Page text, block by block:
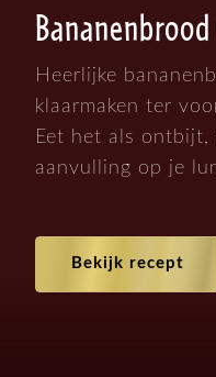
Heerlijke
klaarmaken ter
Eet het als
aanvulling op je
Bekijk recept